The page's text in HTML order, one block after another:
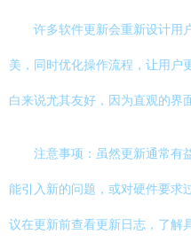
许多软件更新会重新设计用
美，同时优化操作流程，让用户
白来说尤其友好，因为直观的界
注意事项：虽然更新通常有
能引入新的问题，或对硬件要求
议在更新前查看更新日志，了解